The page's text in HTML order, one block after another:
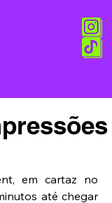
em cartaz no
até chegar